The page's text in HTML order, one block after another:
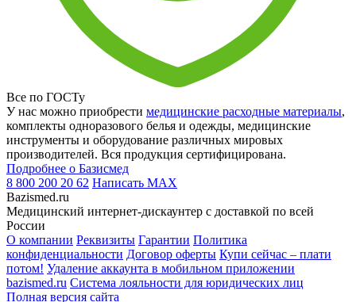
Все по ГОСТу
У нас можно приобрести медицинские расходные материалы,
комплекты одноразового белья и одежды, медицинские
инструменты и оборудование различных мировых
производителей. Вся продукция сертифицирована.
Подробнее о Базисмед
8 800 200 20 62 Написать MAX
Bazismed.ru
Медицинский интернет-дискаунтер с доставкой по всей
России
О компании Реквизиты Гарантии Политика
конфиденциальности Договор оферты Купи сейчас – плати
потом! Удаление аккаунта в мобильном приложении
bazismed.ru Система лояльности для юридических лиц
Полная версия сайта